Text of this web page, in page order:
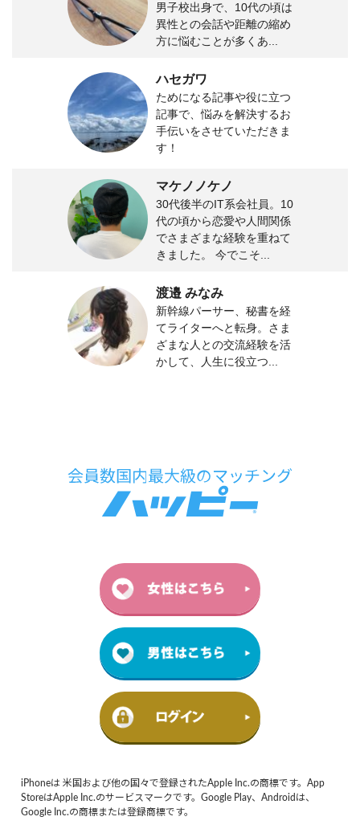
男子校出身で、10代の頃は
異性との会話や距離の縮め
方に悩むことが多くあ...
ハセガワ
ためになる記事や役に立つ
記事で、悩みを解決するお
手伝いをさせていただきま
す！
マケノノケノ
30代後半のIT系会社員。10
代の頃から恋愛や人間関係
でさまざまな経験を重ねて
きました。 今でこそ...
渡邉 みなみ
新幹線パーサー、秘書を経
てライターへと転身。さま
ざまな人との交流経験を活
かして、人生に役立つ...
iPhoneは 米国および他の国々で登録されたApple Inc.の商標です。App
StoreはApple Inc.のサービスマークです。Google Play、Androidは、
Google Inc.の商標または登録商標です。